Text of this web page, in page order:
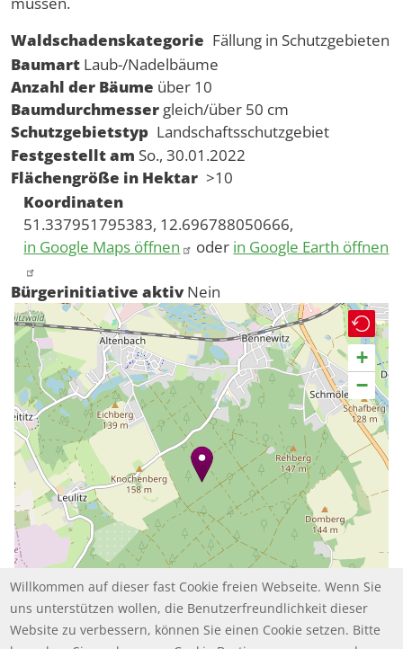
Waldschadenskategorie Fällung in Schutzgebieten
Baumart Laub-/Nadelbäume
Anzahl der Bäume über 10
Baumdurchmesser gleich/über 50 cm
Schutzgebietstyp Landschaftsschutzgebiet
Festgestellt am So., 30.01.2022
Flächengröße in Hektar >10
Koordinaten
51.337951795383, 12.696788050666,
in Google Maps öffnen
oder in Google Earth öffnen
Bürgerinitiative aktiv Nein
+
−
Willkommen auf dieser fast Cookie freien Webseite. Wenn Sie
uns unterstützen wollen, die Benutzerfreundlichkeit dieser
Website zu verbessern, können Sie einen Cookie setzen. Bitte